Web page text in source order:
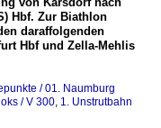
Hbf. Zur Biathlon
daraffolgenden
Hbf und Zella-Mehlis
/ 01. Naumburg
/ V 300, 1. Unstrutbahn